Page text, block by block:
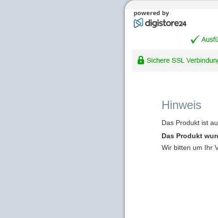
Hinweis
Das Produkt ist
Das Produkt
Wir bitten um Ihr